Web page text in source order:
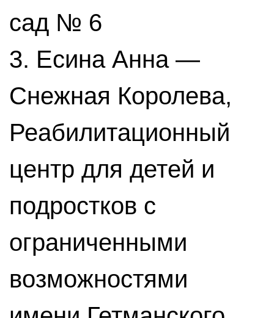
сад № 6
3. Есина Анна —
Снежная Королева,
Реабилитационный
центр для детей и
подростков с
ограниченными
возможностями